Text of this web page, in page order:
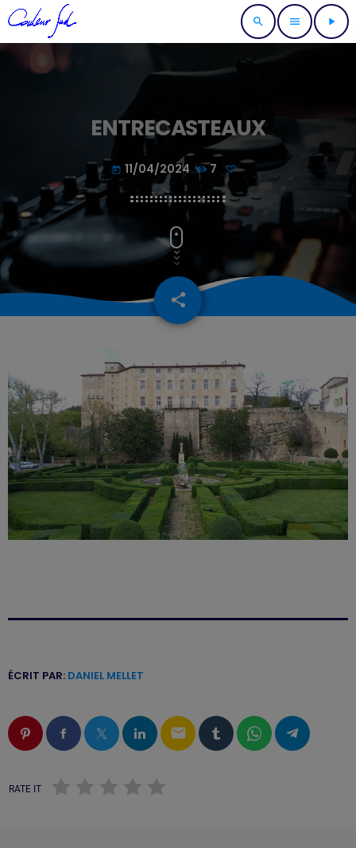
search menu play_arrow
ENTRECASTEAUX
today 11/04/2024 7
share
email
ÉCRIT PAR: DANIEL MELLET
email
RATE IT